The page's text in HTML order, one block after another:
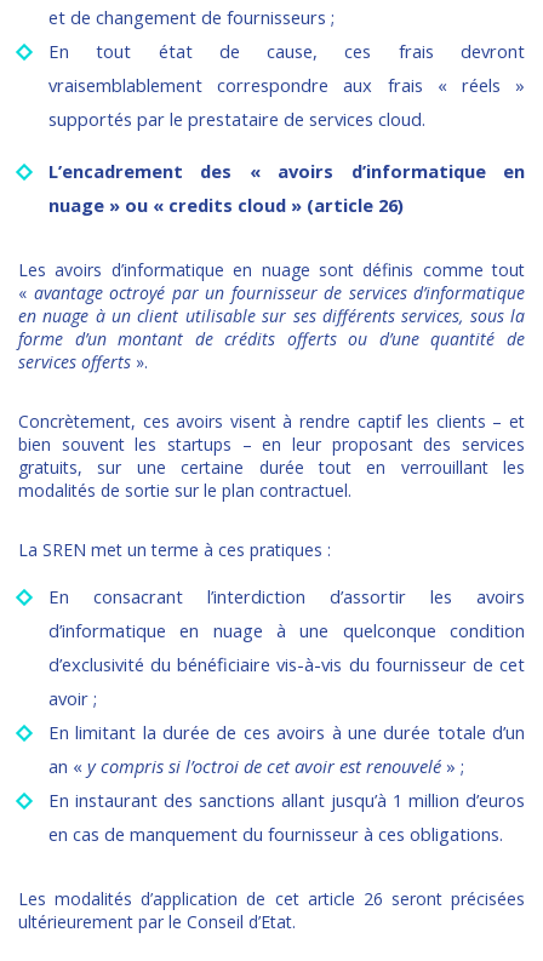
et de changement de fournisseurs ;
En tout état de cause, ces frais devront
vraisemblablement correspondre aux frais « réels »
supportés par le prestataire de services cloud.
L’encadrement des « avoirs d’informatique en
nuage » ou « credits cloud » (article 26)
Les avoirs d’informatique en nuage sont définis comme tout
« avantage octroyé par un fournisseur de services d’informatique
en nuage à un client utilisable sur ses différents services, sous la
forme d’un montant de crédits offerts ou d’une quantité de
services offerts ».
Concrètement, ces avoirs visent à rendre captif les clients – et
bien souvent les startups – en leur proposant des services
gratuits, sur une certaine durée tout en verrouillant les
modalités de sortie sur le plan contractuel.
La SREN met un terme à ces pratiques :
En consacrant l’interdiction d’assortir les avoirs
d’informatique en nuage à une quelconque condition
d’exclusivité du bénéficiaire vis-à-vis du fournisseur de cet
avoir ;
En limitant la durée de ces avoirs à une durée totale d’un
an « y compris si l’octroi de cet avoir est renouvelé » ;
En instaurant des sanctions allant jusqu’à 1 million d’euros
en cas de manquement du fournisseur à ces obligations.
Les modalités d’application de cet article 26 seront précisées
ultérieurement par le Conseil d’Etat.